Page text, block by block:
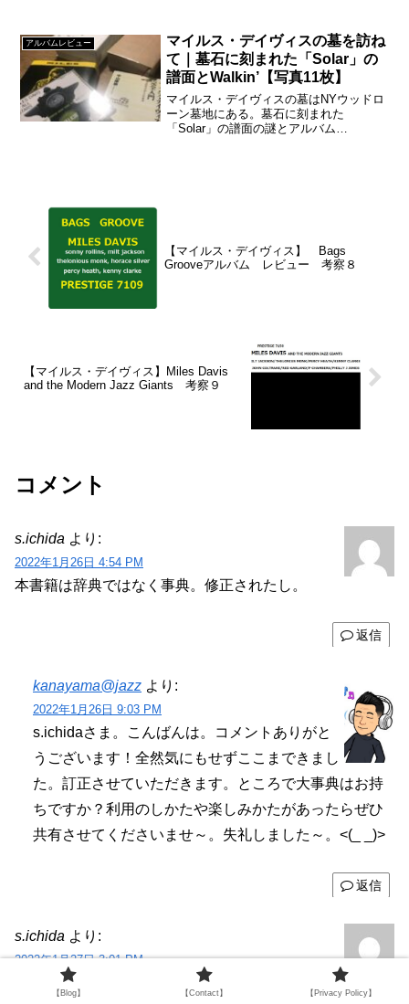
アルバムレビュー
マイルス・デイヴィスの墓を訪ね
て｜墓石に刻まれた「Solar」の
譜面とWalkin’【写真11枚】
マイルス・デイヴィスの墓はNYウッドロ
ーン墓地にある。墓石に刻まれた
「Solar」の譜面の謎とアルバム
【マイルス・デイヴィス】 Bags
Grooveアルバム レビュー 考察８
【マイルス・デイヴィス】Miles Davis
and the Modern Jazz Giants 考察９
コメント
s.ichida より:
2022年1月26日 4:54 PM
本書籍は辞典ではなく事典。修正されたし。
返信
kanayama@jazz より:
2022年1月26日 9:03 PM
s.ichidaさま。こんばんは。コメントありがと
うございます！全然気にもせずここまできまし
た。訂正させていただきます。ところで大事典はお持
ちですか？利用のしかたや楽しみかたがあったらぜひ
共有させてくださいませ～。失礼しました～。<(_ _)>
返信
s.ichida より:
2022年1月27日 3:01 PM
未だ購入しておりません。お高いので迷っていま
【Blog】 【Contact】 【Privacy Policy】